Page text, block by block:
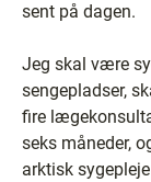
sent på dagen.
Jeg skal være
sengepladser,
fire
seks måneder,
arktisk